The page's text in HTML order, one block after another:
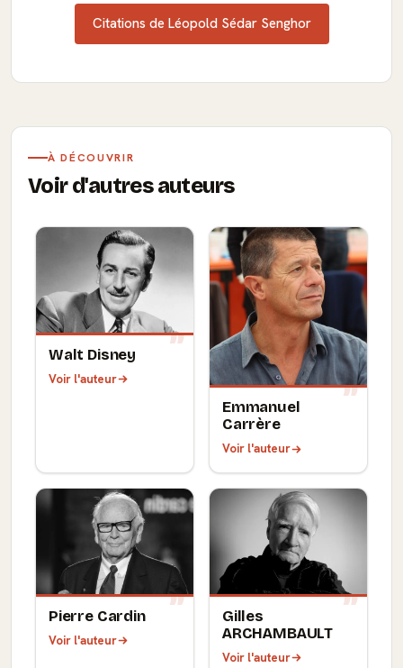
Citations de Léopold Sédar Senghor
À DÉCOUVRIR
Voir d'autres auteurs
Walt Disney
Voir l'auteur
Emmanuel
Carrère
Voir l'auteur
Pierre Cardin
Voir l'auteur
Gilles
ARCHAMBAULT
Voir l'auteur